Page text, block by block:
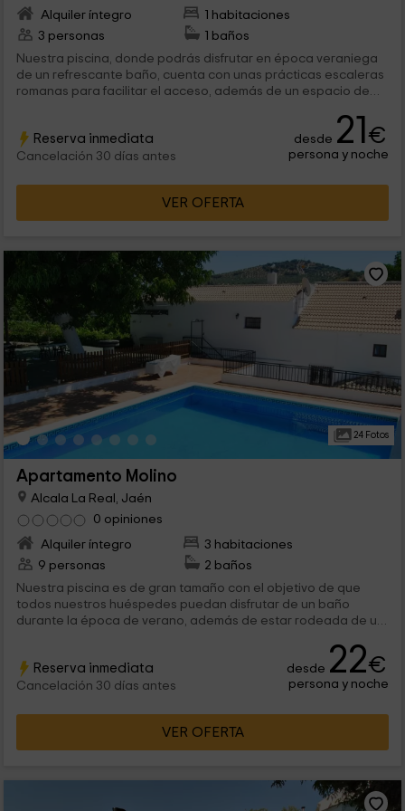
Alquiler íntegro
1 habitaciones
3 personas
1 baños
Nuestra piscina, donde podrás disfrutar en época veraniega
de un refrescante baño, cuenta con unas prácticas escaleras
romanas para facilitar el acceso, además de un espacio de
Reserva inmediata
Cancelación 30 días antes
desde 21€
persona y noche
VER OFERTA
24 Fotos
Apartamento Molino
Alcala La Real, Jaén
0 opiniones
Alquiler íntegro
3 habitaciones
9 personas
2 baños
Nuestra piscina es de gran tamaño con el objetivo de que
todos nuestros huéspedes puedan disfrutar de un baño
durante la época de verano, además de estar rodeada de un
Reserva inmediata
Cancelación 30 días antes
desde 22€
persona y noche
VER OFERTA